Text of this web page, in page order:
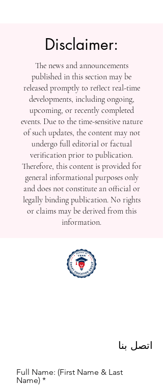
Disclaimer:
The news and announcements
published in this section may be
released promptly to reflect real-time
developments, including ongoing,
upcoming, or recently completed
events. Due to the time-sensitive nature
of such updates, the content may not
undergo full editorial or factual
verification prior to publication.
Therefore, this content is provided for
general informational purposes only
and does not constitute an official or
legally binding publication. No rights
or claims may be derived from this
information.
اتصل بنا
Full Name: (First Name & Last
Name)